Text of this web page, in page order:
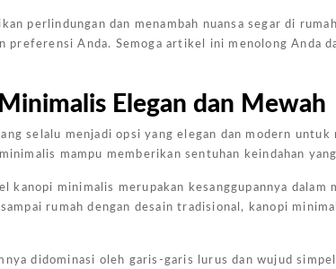
perlindungan dan menambah nuansa segar di
preferensi Anda. Semoga artikel ini menolong Anda
Elegan dan Mewah
selalu menjadi opsi yang elegan dan modern
mampu memberikan sentuhan keindahan
kanopi minimalis merupakan kesanggupannya
rumah dengan desain tradisional, kanopi
didominasi oleh garis-garis lurus dan wujud